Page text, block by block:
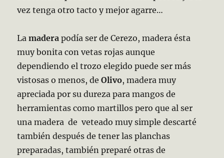
vez tenga otro tacto y mejor agarre…
La madera podía ser de Cerezo, madera ésta
muy bonita con vetas rojas aunque
dependiendo el trozo elegido puede ser más
vistosas o menos, deOlivo, madera muy
apreciada por su dureza para mangos de
herramientas como martillos pero que al ser
una madera de veteado muy simple descarté
también después de tener las planchas
preparadas, también preparé otras de